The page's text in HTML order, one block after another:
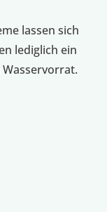
lassen sich
lediglich ein